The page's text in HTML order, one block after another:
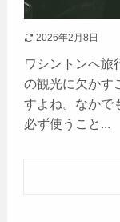
2026年2月8日
ワシントンへ旅
の観光に欠かす
すよね。なかで
必ず使うこと...